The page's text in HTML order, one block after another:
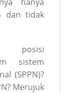
dan tidak
posisi
sistem
(SPPN)?
Merujuk